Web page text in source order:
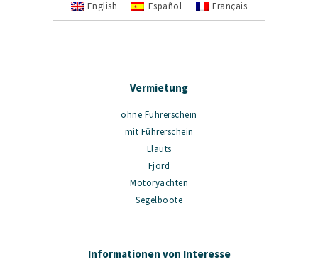
English Español Français
Vermietung
ohne Führerschein
mit Führerschein
Llauts
Fjord
Motoryachten
Segelboote
Informationen von Interesse